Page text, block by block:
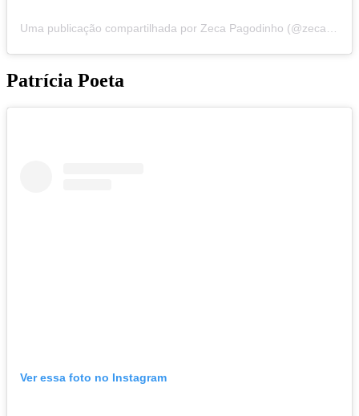
Patrícia Poeta
Ver essa foto no Instagram